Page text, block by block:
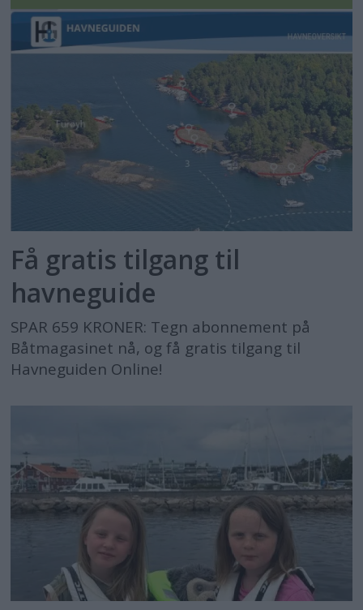
Få gratis tilgang til
havneguide
SPAR 659 KRONER: Tegn abonnement på
Båtmagasinet nå, og få gratis tilgang til
Havneguiden Online!